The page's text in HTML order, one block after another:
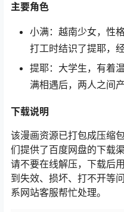
主要角色
小满：越南少女，性
打工时结识了提耶，
提耶：大学生，有着
满相遇后，两人之间
下载说明
该漫画资源已打包成压缩
们提供了百度网盘的下载
请不要在线解压，下载后
到失效、损坏、打不开等
系网站客服帮忙处理。